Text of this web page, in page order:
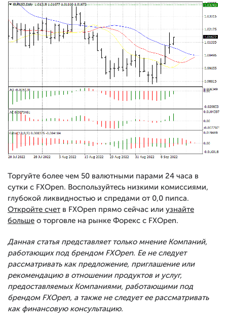
Торгуйте более чем 50 валютными парами 24 часа в
сутки с FXOpen. Воспользуйтесь низкими комиссиями,
глубокой ликвидностью и спредами от 0,0 пипса.
Откройте счет в FXOpen прямо сейчас или узнайте
больше о торговле на рынке Форекс с FXOpen.
Данная статья представляет только мнение Компаний,
работающих под брендом FXOpen. Ее не следует
рассматривать как предложение, приглашение или
рекомендацию в отношении продуктов и услуг,
предоставляемых Компаниями, работающими под
брендом FXOpen, а также не следует ее рассматривать
как финансовую консультацию.